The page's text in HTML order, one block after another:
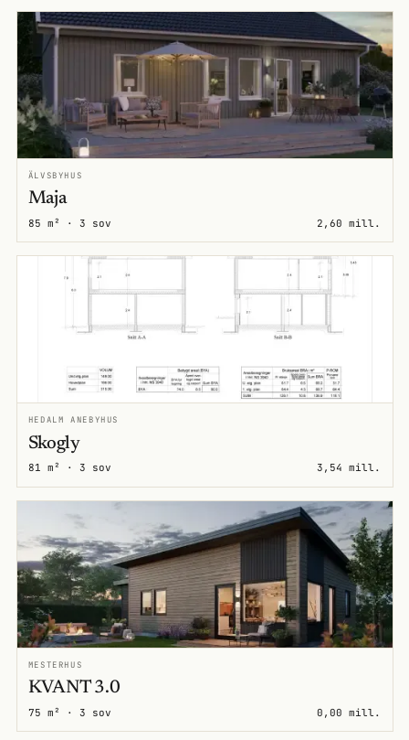
ÄLVSBYHUS
Maja
85 m² · 3 sov 2,60 mill.
HEDALM ANEBYHUS
Skogly
81 m² · 3 sov 3,54 mill.
MESTERHUS
KVANT 3.0
75 m² · 3 sov 0,00 mill.